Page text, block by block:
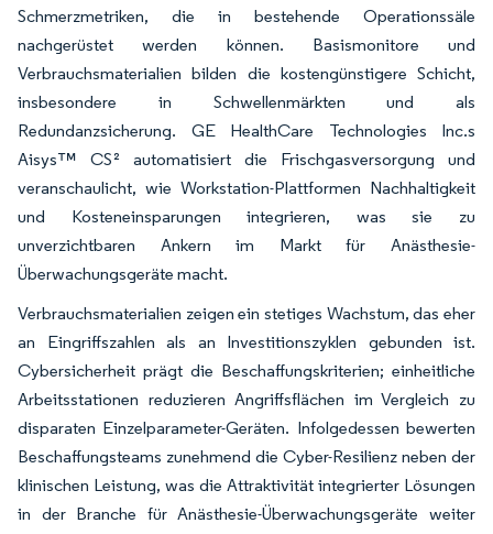
Schmerzmetriken, die in bestehende Operationssäle
nachgerüstet werden können. Basismonitore und
Verbrauchsmaterialien bilden die kostengünstigere Schicht,
insbesondere in Schwellenmärkten und als
Redundanzsicherung. GE HealthCare Technologies Inc.s
Aisys™ CS² automatisiert die Frischgasversorgung und
veranschaulicht, wie Workstation-Plattformen Nachhaltigkeit
und Kosteneinsparungen integrieren, was sie zu
unverzichtbaren Ankern im Markt für Anästhesie-
Überwachungsgeräte macht.
Verbrauchsmaterialien zeigen ein stetiges Wachstum, das eher
an Eingriffszahlen als an Investitionszyklen gebunden ist.
Cybersicherheit prägt die Beschaffungskriterien; einheitliche
Arbeitsstationen reduzieren Angriffsflächen im Vergleich zu
disparaten Einzelparameter-Geräten. Infolgedessen bewerten
Beschaffungsteams zunehmend die Cyber-Resilienz neben der
klinischen Leistung, was die Attraktivität integrierter Lösungen
in der Branche für Anästhesie-Überwachungsgeräte weiter